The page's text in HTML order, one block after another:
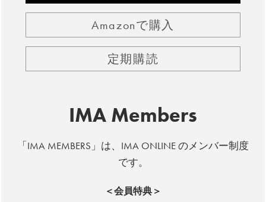
Amazonで購入
定期購読
IMA Members
「IMA MEMBERS」は、IMA ONLINE のメンバー制度
です。
＜会員特典＞